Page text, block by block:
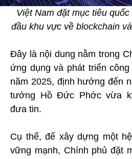
Việt Nam đặt mục tiêu
đầu khu vực về blockchain
Đây là nội dung nằm trong
ứng dụng và phát triển
năm 2025, định hướng đến
tướng Hồ Đức Phớc vừa
đưa tin.
Cụ thể, để xây dựng một
vững mạnh, Chính phủ đặt